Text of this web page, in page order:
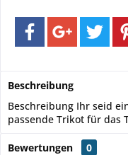
Beschreibung
Beschreibung Ihr seid
passende Trikot für das
Bewertungen
0